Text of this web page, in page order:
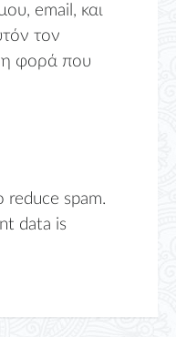
email, και
τον
φορά που
reduce spam.
data is